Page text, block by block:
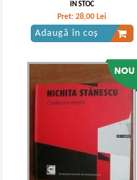
IN STOC
Pret:28,00 Lei
Adaugă în coș